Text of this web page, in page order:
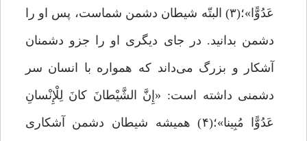
عَدُوًّا»؛(۳) البتّه شیطان دشمن شماست، پس او را
دشمن بدانید. در جای دیگری او را جزو دشمنان
آشکار و بزرگ می‌داند که همواره با انسان سر
دشمنی داشته است: «إِنَّ الشَّیْطانَ کانَ لِلْإِنْسانِ
عَدُوًّا مُبِینا»؛(۴) همیشه شیطان دشمن آشکارى